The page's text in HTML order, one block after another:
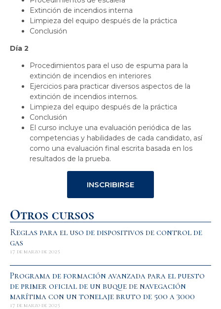
Extinción de incendios interna
Limpieza del equipo después de la práctica
Conclusión
Día 2
Procedimientos para el uso de espuma para la
extinción de incendios en interiores
Ejercicios para practicar diversos aspectos de la
extinción de incendios internos.
Limpieza del equipo después de la práctica
Conclusión
El curso incluye una evaluación periódica de las
competencias y habilidades de cada candidato, así
como una evaluación final escrita basada en los
resultados de la prueba.
INSCRIBIRSE
Otros cursos
Reglas para el uso de dispositivos de control de
gas
17 de marzo de 2025
Programa de formación avanzada para el puesto
de primer oficial de un buque de navegación
marítima con un tonelaje bruto de 500 a 3000
17 de marzo de 2025